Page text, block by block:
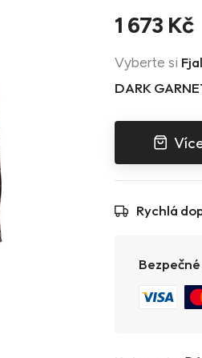
1 673 Kč
Vyberte si
DARK
Rychlá